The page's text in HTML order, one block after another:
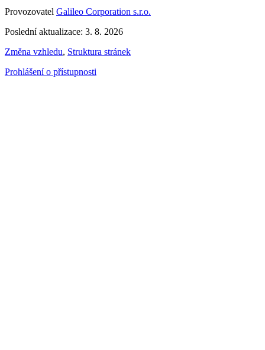
Provozovatel Galileo Corporation s.r.o.
Poslední aktualizace: 3. 8. 2026
Změna vzhledu, Struktura stránek
Prohlášení o přístupnosti